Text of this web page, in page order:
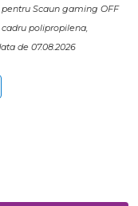
Scaun gaming OFF
cadru polipropilena,
de 07.08.2026